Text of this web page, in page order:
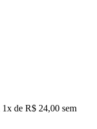
1x de R$ 24,00 sem